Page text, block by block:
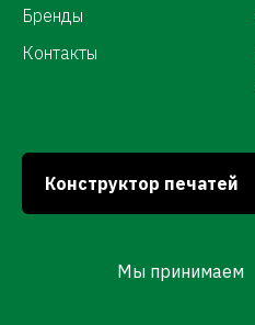
Бренды
Контакты
Конструктор печатей
Мы принимаем